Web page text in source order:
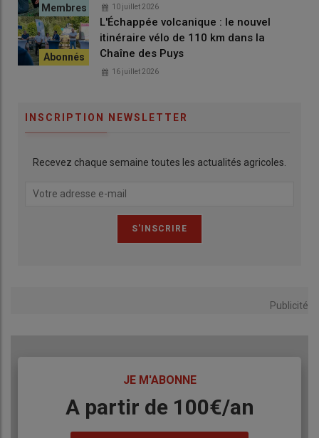
10 juillet 2026
L'Échappée volcanique : le nouvel
itinéraire vélo de 110 km dans la
Chaîne des Puys
16 juillet 2026
INSCRIPTION NEWSLETTER
Recevez chaque semaine toutes les actualités agricoles.
Publicité
JE M'ABONNE
BodyA partir de 100€/an